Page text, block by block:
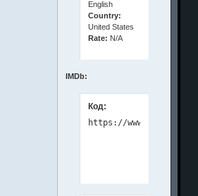
English
Country:
United States
Rate: N/A
IMDb:
Код: